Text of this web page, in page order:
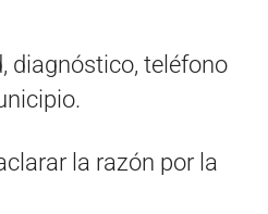
diagnóstico, teléfono
la razón por la